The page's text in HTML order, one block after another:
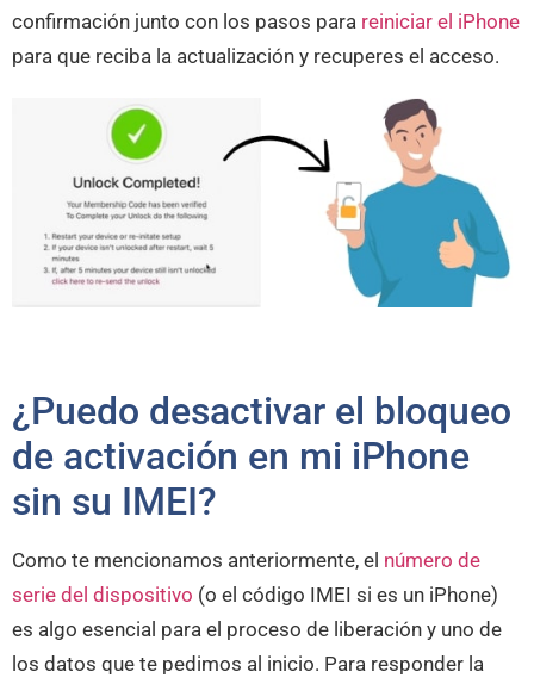
confirmación junto con los pasos para reiniciar el iPhone
para que reciba la actualización y recuperes el acceso.
¿Puedo desactivar el bloqueo
de activación en mi iPhone
sin su IMEI?
Como te mencionamos anteriormente, el número de
serie del dispositivo (o el código IMEI si es un iPhone)
es algo esencial para el proceso de liberación y uno de
los datos que te pedimos al inicio. Para responder la